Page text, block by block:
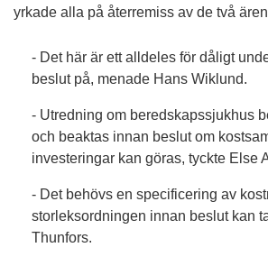
yrkade alla på återremiss av de två
- Det här är ett alldeles för dåligt
beslut på, menade Hans Wiklund.
- Utredning om beredskapssjukhus
och beaktas innan beslut om
investeringar kan göras, tyckte Else
- Det behövs en specificering av
storleksordningen innan beslut kan
Thunfors.